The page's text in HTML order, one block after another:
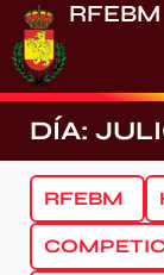
RFEBM
DÍA:
RFEBM